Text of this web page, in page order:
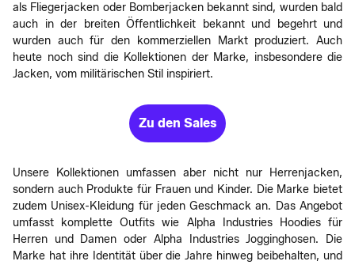
als Fliegerjacken oder Bomberjacken bekannt sind, wurden bald
auch in der breiten Öffentlichkeit bekannt und begehrt und
wurden auch für den kommerziellen Markt produziert. Auch
heute noch sind die Kollektionen der Marke, insbesondere die
Jacken, vom militärischen Stil inspiriert.
Zu den Sales
Unsere Kollektionen umfassen aber nicht nur Herrenjacken,
sondern auch Produkte für Frauen und Kinder. Die Marke bietet
zudem Unisex-Kleidung für jeden Geschmack an. Das Angebot
umfasst komplette Outfits wie Alpha Industries Hoodies für
Herren und Damen oder Alpha Industries Jogginghosen. Die
Marke hat ihre Identität über die Jahre hinweg beibehalten, und